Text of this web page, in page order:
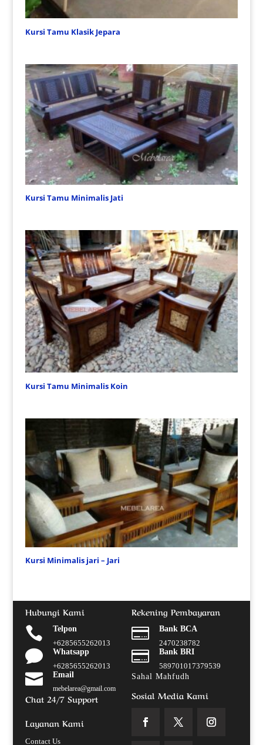
Kursi Tamu Klasik Jepara
Kursi Tamu Minimalis Jati
Kursi Tamu Minimalis Koin
Kursi Minimalis jari – Jari
Hubungi Kami

Telpon
+6285655262013

Whatsapp
+6285655262013
 Email
mebelarea@gmail.com
Chat 24/7 Support
Layanan Kami
Contact Us
Rekening Pembayaran

Bank BCA
2470238782

Bank BRI
589701017379539
Sahal Mahfudh
Sosial Media Kami